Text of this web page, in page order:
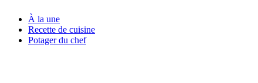
À la une
Recette de cuisine
Potager du chef